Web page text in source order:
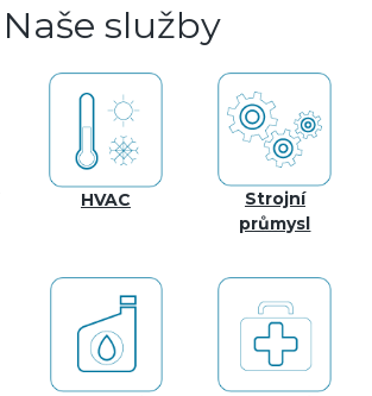
Naše služby
HVAC
Strojní
průmysl